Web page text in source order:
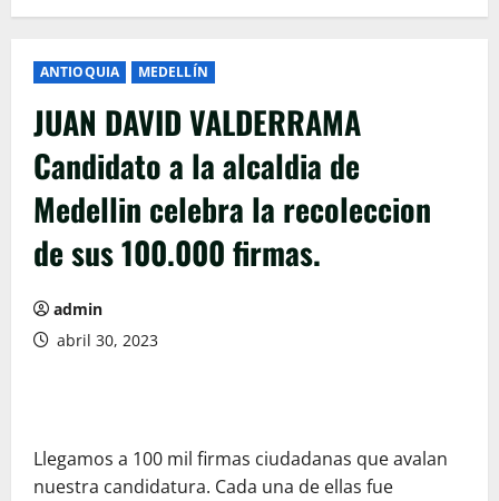
ANTIOQUIA MEDELLÍN
JUAN DAVID VALDERRAMA
Candidato a la alcaldia de
Medellin celebra la recoleccion
de sus 100.000 firmas.
admin
abril 30, 2023
Llegamos a 100 mil firmas ciudadanas que avalan
nuestra candidatura. Cada una de ellas fue